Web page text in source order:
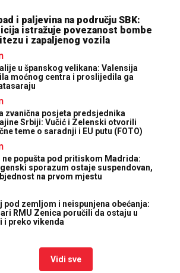
i paljevina na području SBK:
istražuje povezanost bombe
i zapaljenog vozila
u španskog velikana: Valensija
moćnog centra i proslijedila ga
zvanična posjeta predsjednika
Srbiji: Vučić i Zelenski otvorili
teme o saradnji i EU putu (FOTO)
ne popušta pod pritiskom Madrida:
sporazum ostaje suspendovan,
na prvom mjestu
pod zemljom i neispunjena obećanja:
RMU Zenica poručili da ostaju u
i preko vikenda
Vidi sve